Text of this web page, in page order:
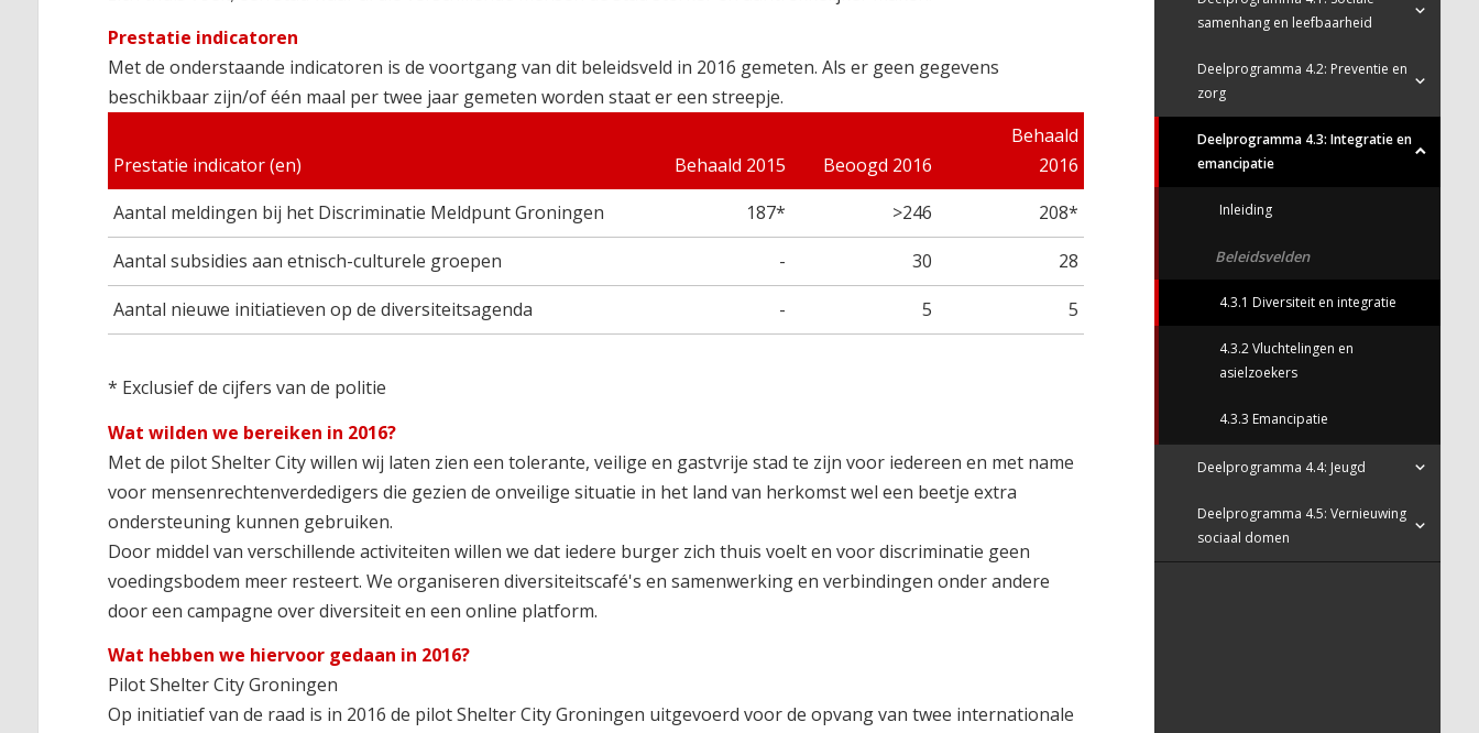
samenhang en leefbaarheid
Deelprogramma 4.2: Preventie en
zorg
Deelprogramma 4.3: Integratie en
emancipatie
Inleiding
Beleidsvelden
4.3.1 Diversiteit en integratie
4.3.2 Vluchtelingen en
asielzoekers
4.3.3 Emancipatie
Deelprogramma 4.4: Jeugd
Deelprogramma 4.5: Vernieuwing
sociaal domen
Prestatie indicatoren
Met de onderstaande indicatoren is de voortgang van dit beleidsveld in 2016 gemeten. Als er geen gegevens
beschikbaar zijn/of één maal per twee jaar gemeten worden staat er een streepje.
Prestatie indicator (en) Behaald 2015 Beoogd 2016
Behaald
2016
Aantal meldingen bij het Discriminatie Meldpunt Groningen
187* >246
208*
Aantal subsidies aan etnisch-culturele groepen
- 30
28
Aantal nieuwe initiatieven op de diversiteitsagenda
- 5 5
* Exclusief de cijfers van de politie
Wat wilden we bereiken in 2016?
Met de pilot Shelter City willen wij laten zien een tolerante, veilige en gastvrije stad te zijn voor iedereen en met name
voor mensenrechtenverdedigers die gezien de onveilige situatie in het land van herkomst wel een beetje extra
ondersteuning kunnen gebruiken.
Door middel van verschillende activiteiten willen we dat iedere burger zich thuis voelt en voor discriminatie geen
voedingsbodem meer resteert. We organiseren diversiteitscafé's en samenwerking en verbindingen onder andere
door een campagne over diversiteit en een online platform.
Wat hebben we hiervoor gedaan in 2016?
Pilot Shelter City Groningen
Op initiatief van de raad is in 2016 de pilot Shelter City Groningen uitgevoerd voor de opvang van twee internationale